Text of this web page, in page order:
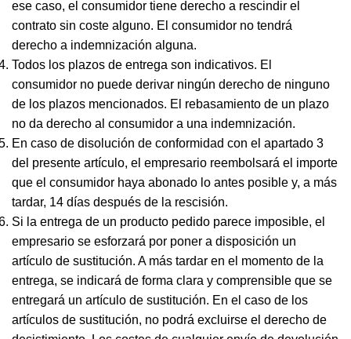
ese caso, el consumidor tiene derecho a rescindir el
contrato sin coste alguno. El consumidor no tendrá
derecho a indemnización alguna.
Todos los plazos de entrega son indicativos. El
consumidor no puede derivar ningún derecho de ninguno
de los plazos mencionados. El rebasamiento de un plazo
no da derecho al consumidor a una indemnización.
En caso de disolución de conformidad con el apartado 3
del presente artículo, el empresario reembolsará el importe
que el consumidor haya abonado lo antes posible y, a más
tardar, 14 días después de la rescisión.
Si la entrega de un producto pedido parece imposible, el
empresario se esforzará por poner a disposición un
artículo de sustitución. A más tardar en el momento de la
entrega, se indicará de forma clara y comprensible que se
entregará un artículo de sustitución. En el caso de los
artículos de sustitución, no podrá excluirse el derecho de